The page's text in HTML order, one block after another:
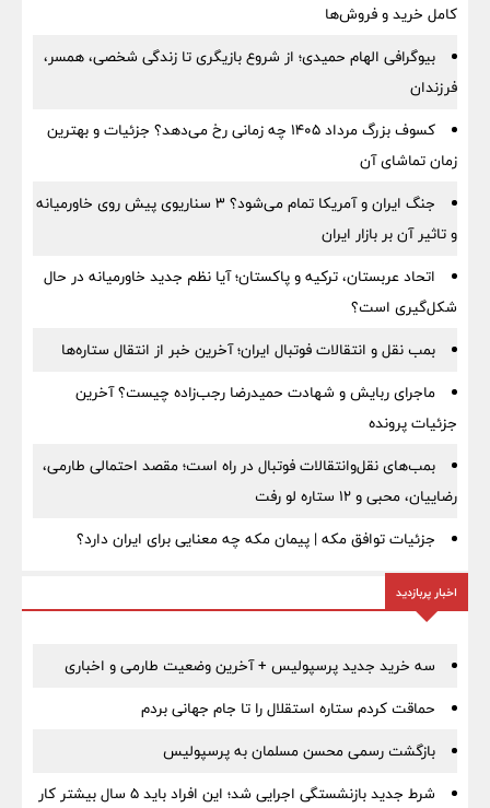
کامل خرید و فروش‌ها
بیوگرافی الهام حمیدی؛ از شروع بازیگری تا زندگی شخصی، همسر،
فرزندان
کسوف بزرگ مرداد ۱۴۰۵ چه زمانی رخ می‌دهد؟ جزئیات و بهترین
زمان تماشای آن
جنگ ایران و آمریکا تمام می‌شود؟ ۳ سناریوی پیش روی خاورمیانه
و تاثیر آن بر بازار ایران
اتحاد عربستان، ترکیه و پاکستان؛ آیا نظم جدید خاورمیانه در حال
شکل‌گیری است؟
بمب نقل‌ و انتقالات فوتبال ایران؛ آخرین خبر از انتقال ستاره‌ها
ماجرای ربایش و شهادت حمیدرضا رجب‌زاده چیست؟ آخرین
جزئیات پرونده
بمب‌های نقل‌وانتقالات فوتبال در راه است؛ مقصد احتمالی طارمی،
رضاییان، محبی و ۱۲ ستاره لو رفت
جزئیات توافق مکه | پیمان مکه چه معنایی برای ایران دارد؟
اخبار پربازدید
سه خرید جدید پرسپولیس + آخرین وضعیت طارمی و اخباری
حماقت کردم ستاره استقلال را تا جام جهانی بردم
بازگشت رسمی محسن مسلمان به پرسپولیس
شرط جدید بازنشستگی اجرایی شد؛ این افراد باید ۵ سال بیشتر کار